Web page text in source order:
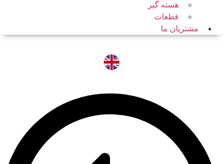
هسته گیر
قطعات
مشتریان ما